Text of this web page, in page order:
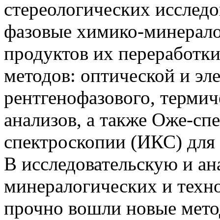
стереологических
фазовые химико-
продуктов их
методов: оптической и
рентгенофазового,
анализов, а также Оже-
спектроскопии (ИКС)
В исследовательскую и
минералогических и
прочно вошли новые